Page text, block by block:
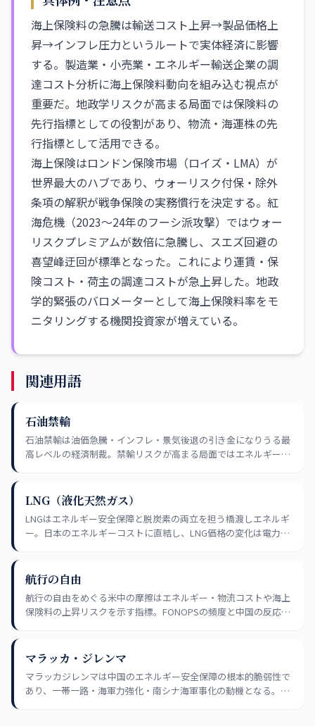
海上保険料の急騰は輸送コスト上昇→製品価格上
昇→インフレ圧力というルートで実体経済に影響
する。製造業・小売業・エネルギー輸送企業の調
達コスト分析に海上保険料動向を組み込む視点が
重要だ。地政学リスクが高まる局面では保険料の
先行指標としての役割があり、物流・海運株の先
行指標として活用できる。
海上保険はロンドン保険市場（ロイズ・LMA）が
世界最大のハブであり、ウォーリスク付保・除外
条項の解釈が戦争保険の実務慣行を決定する。紅
海危機（2023〜24年のフーシ派攻撃）ではウォー
リスクプレミアムが数倍に急騰し、スエズ回避の
喜望峰迂回が標準となった。これにより運賃・保
険コスト・荷主の調達コストが急上昇した。地政
学的緊張のバロメーターとして海上保険料率をモ
ニタリングする機関投資家が増えている。
関連用語
石油禁輸
石油禁輸は油価急騰・インフレ・景気後退の引き金になりうる最
高レベルの経済制裁。禁輸リスクが高まる局面ではエネルギー
に評価することが重要だ。
LNG（液化天然ガス）
LNGはエネルギー安全保障と脱炭素の両立を担う橋渡しエネルギ
ー。日本のエネルギーコストに直結し、LNG価格の変化は電力・
ルギーリスク管理の基本だ。
航行の自由
航行の自由をめぐる米中の摩擦はエネルギー・物流コストや海上
保険料の上昇リスクを示す指標。FONOPSの頻度と中国の反応強
マラッカ・ジレンマ
マラッカジレンマは中国のエネルギー安全保障の根本的脆弱性で
あり、一帯一路・海軍力強化・南シナ海軍事化の動機となる。イ